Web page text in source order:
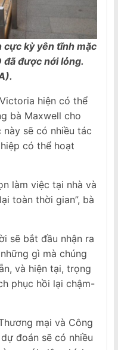
cực kỳ yên tĩnh mặc
đã được nới lỏng.
hiện có thể
bà Maxwell cho
sẽ có nhiều tác
có thể hoạt
làm việc tại nhà và
toàn thời gian”, bà
sẽ bắt đầu nhận ra
gì mà chúng
và hiện tại, trọng
phục hồi lại chậm-
mại và Công
đoán sẽ có nhiều